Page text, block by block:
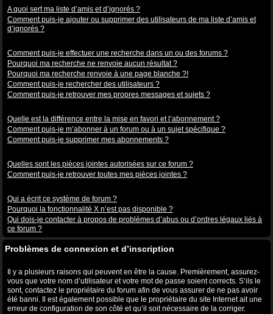
A quoi sert ma liste d’amis et d’ignorés ?
Comment puis-je ajouter ou supprimer des utilisateurs de ma liste d’amis et
d’ignorés ?
Comment puis-je effectuer une recherche dans un ou des forums ?
Pourquoi ma recherche ne renvoie aucun résultat ?
Pourquoi ma recherche renvoie à une page blanche ?!
Comment puis-je rechercher des utilisateurs ?
Comment puis-je retrouver mes propres messages et sujets ?
Quelle est la différence entre la mise en favori et l’abonnement ?
Comment puis-je m’abonner à un forum ou à un sujet spécifique ?
Comment puis-je supprimer mes abonnements ?
Quelles sont les pièces jointes autorisées sur ce forum ?
Comment puis-je retrouver toutes mes pièces jointes ?
Qui a écrit ce système de forum ?
Pourquoi la fonctionnalité X n’est pas disponible ?
Qui dois-je contacter à propos de problèmes d’abus ou d’ordres légaux liés à
ce forum ?
Problèmes de connexion et d’inscription
Il y a plusieurs raisons qui peuvent en être la cause. Premièrement, assurez-
vous que votre nom d’utilisateur et votre mot de passe soient corrects. S’ils le
sont, contactez le propriétaire du forum afin de vous assurer de ne pas avoir
été banni. Il est également possible que le propriétaire du site Internet ait une
erreur de configuration de son côté et qu’il soit nécessaire de la corriger.